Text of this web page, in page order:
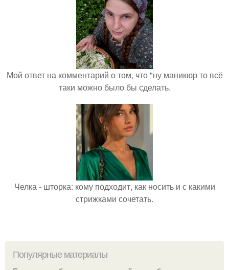
Мой ответ на комментарий о том, что "ну маникюр то всё
таки можно было бы сделать.
Челка - шторка: кому подходит, как носить и с какими
стрижками сочетать.
Популярные материалы